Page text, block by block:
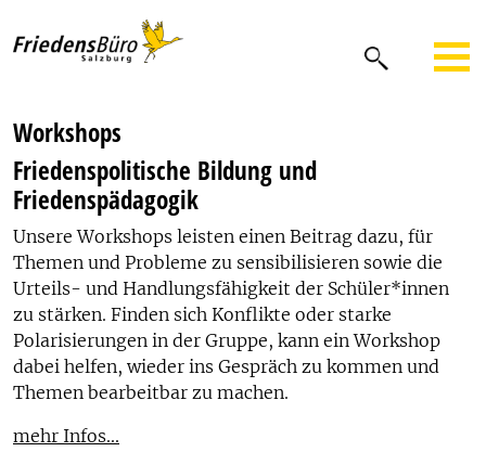
Workshops
Friedenspolitische Bildung und
Friedenspädagogik
Unsere Workshops leisten einen Beitrag dazu, für
Themen und Probleme zu sensibilisieren sowie die
Urteils- und Handlungsfähigkeit der Schüler*innen
zu stärken. Finden sich Konflikte oder starke
Polarisierungen in der Gruppe, kann ein Workshop
dabei helfen, wieder ins Gespräch zu kommen und
Themen bearbeitbar zu machen.